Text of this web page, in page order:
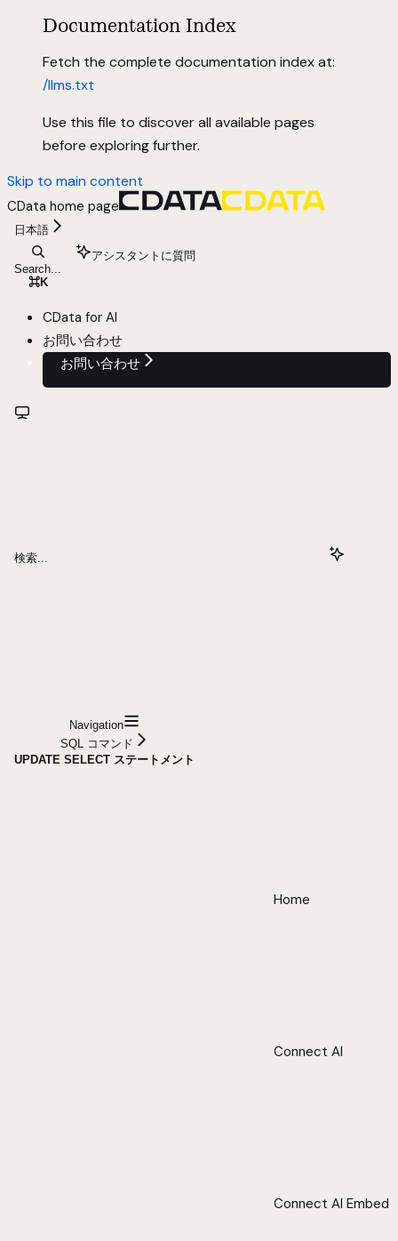
Documentation Index
Fetch the complete documentation index at:
/llms.txt
Use this file to discover all available pages
before exploring further.
Skip to main content
CData home page
日本語
Search...
⌘K
アシスタントに質問
CData for AI
お問い合わせ
お問い合わせ
検索...
Navigation
SQL コマンド
UPDATE SELECT ステートメント
Home
Connect AI
Connect AI Embed